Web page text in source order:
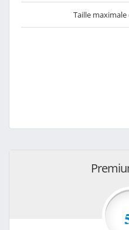
Taille